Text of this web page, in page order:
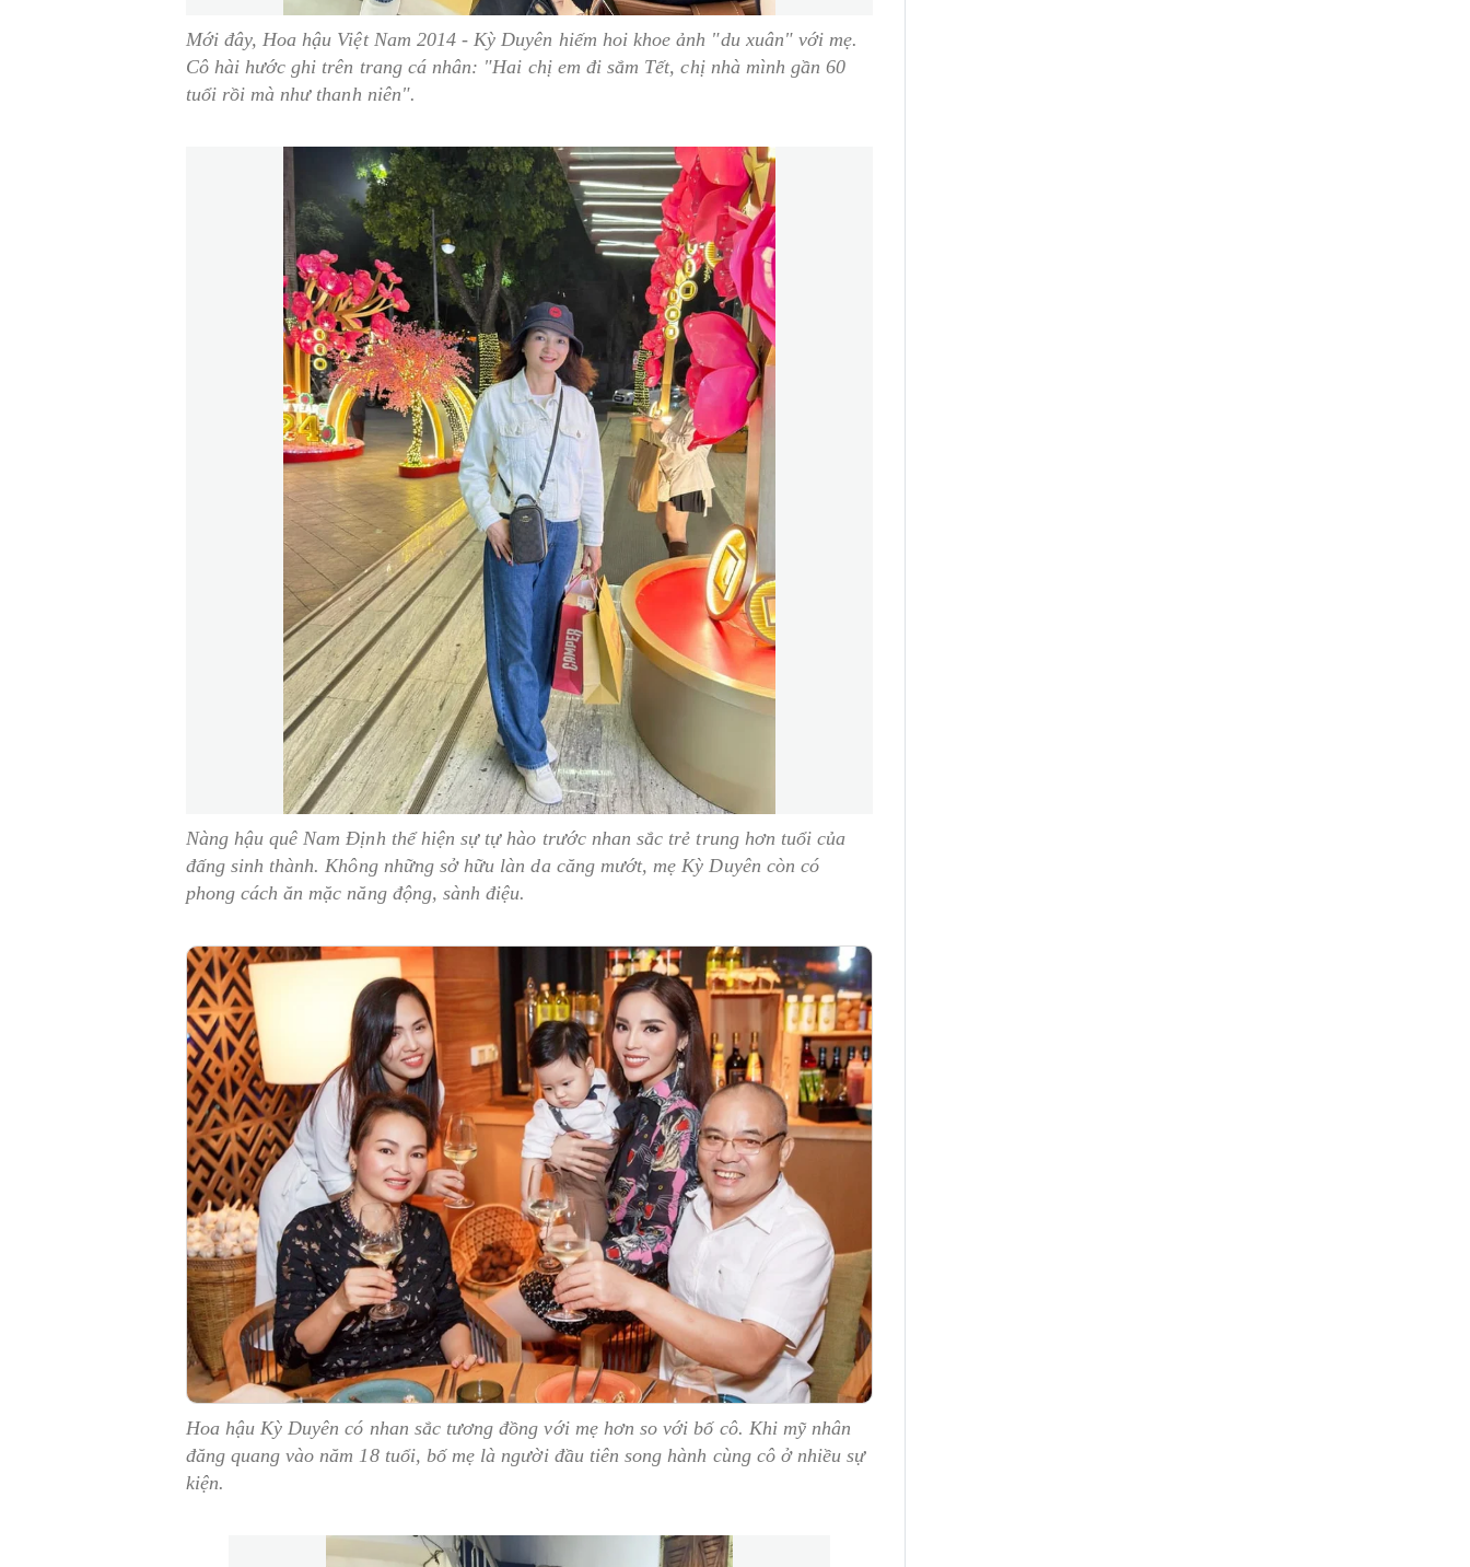
Mới đây, Hoa hậu Việt Nam 2014 - Kỳ Duyên hiếm hoi khoe ảnh "du xuân" với mẹ.
Cô hài hước ghi trên trang cá nhân: "Hai chị em đi sắm Tết, chị nhà mình gần 60
tuổi rồi mà như thanh niên".
Nàng hậu quê Nam Định thể hiện sự tự hào trước nhan sắc trẻ trung hơn tuổi của
đấng sinh thành. Không những sở hữu làn da căng mướt, mẹ Kỳ Duyên còn có
phong cách ăn mặc năng động, sành điệu.
Hoa hậu Kỳ Duyên có nhan sắc tương đồng với mẹ hơn so với bố cô. Khi mỹ nhân
đăng quang vào năm 18 tuổi, bố mẹ là người đầu tiên song hành cùng cô ở nhiều sự
kiện.